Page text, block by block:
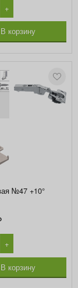
+
В корзину
№47 +10°
+
В корзину